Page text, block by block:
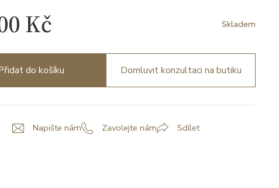
Kč Skladem
do košíku Domluvit konzultaci na butiku
Napište nám Zavolejte nám Sdílet